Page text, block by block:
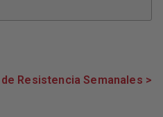
Resistencia Semanales >